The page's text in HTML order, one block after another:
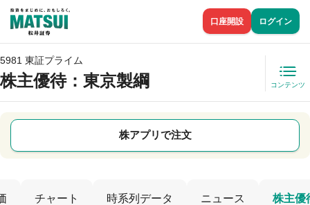
口座開設 ログイン
5981 東証プライム
株主優待：東京製綱 コンテンツ
株アプリで注文
チャート 時系列データ ニュース 株主優